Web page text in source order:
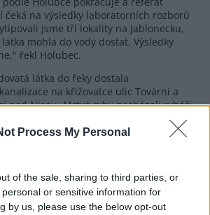
Process My Personal
of the sale, sharing to third parties, or
or sensitive information for
by us, please use the below opt-out
na výsledky laboratorních rozborů
jsme tři lokality na Jablonecku,
mohla do vody dostat. Výsledky
řekl Holubec.
látka do řeky dostala
na křižovatce ulic Tovární a
nad Nisou. Mrtvé ryby nacházeli rybáři
úseku řeky od Jablonce do
jen na necelé dva tisíce korun.
fakt, že byla otrávena pstruhová voda,
reklama